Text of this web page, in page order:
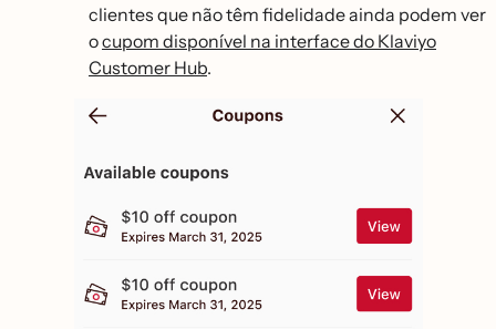
clientes que não têm fidelidade ainda podem ver
ocupom disponível na interface do Klaviyo
Customer Hub.